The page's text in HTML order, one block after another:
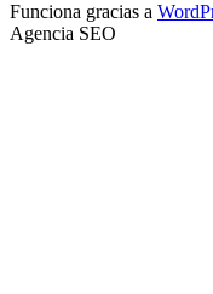
Funciona gracias a
Agencia SEO